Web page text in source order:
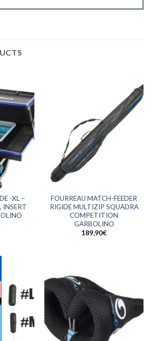
-XL –
INSERT
FOURREAU MATCH-FEEDER
RIGIDE MULTIZIP SQUADRA
COMPETITION
GARBOLINO
189,90€